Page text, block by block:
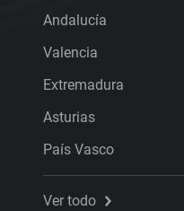
Andalucía
Valencia
Extremadura
Asturias
País Vasco
Ver todo